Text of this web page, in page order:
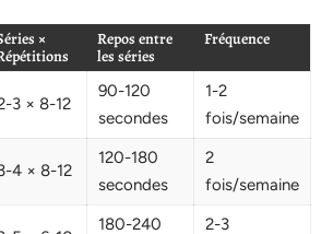
×
Repos entre
les séries
Fréquence
3 × 8-12
90-120
secondes
1-2
fois/semaine
4 × 8-12
120-180
secondes
2
fois/semaine
180-240
2-3